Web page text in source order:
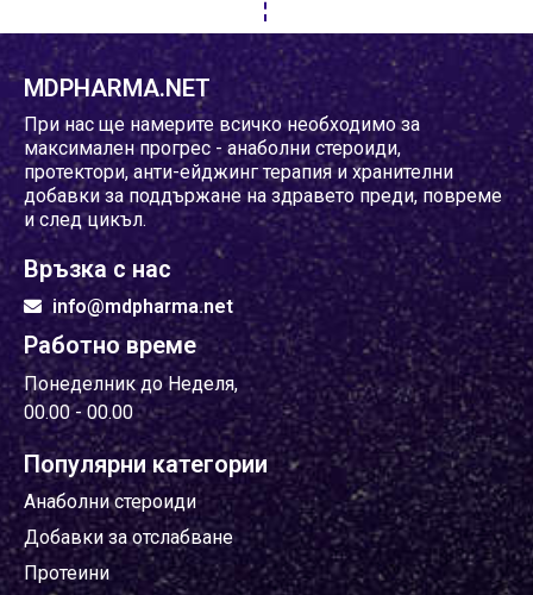
MDPHARMA.NET
При нас ще намерите всичко необходимо за
максимален прогрес - анаболни стероиди,
протектори, анти-ейджинг терапия и хранителни
добавки за поддържане на здравето преди, повреме
и след цикъл.
Връзка с нас
info@mdpharma.net
Работно време
Понеделник до Неделя,
00.00 - 00.00
Популярни категории
Анаболни стероиди
Добавки за отслабване
Протеини